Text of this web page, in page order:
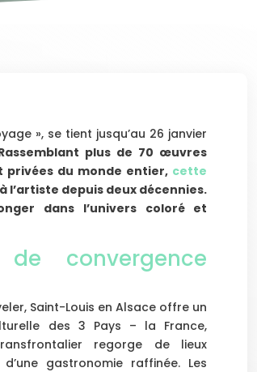
», se tient jusqu’au 26 janvier
plus de 70 œuvres
privées du monde entier, cette
l’artiste depuis deux décennies.
dans l’univers coloré et
convergence
Saint-Louis en Alsace offre un
des 3 Pays – la France,
regorge de lieux
gastronomie raffinée. Les